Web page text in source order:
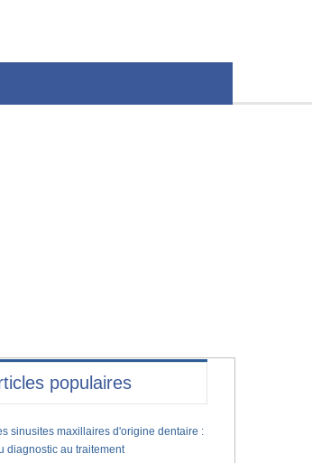
populaires
sinusites maxillaires d'origine dentaire :
diagnostic au traitement